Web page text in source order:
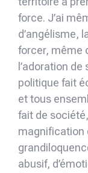
force. J’ai
d’angélisme,
forcer, même
l’adoration
politique fait
et tous
fait de
magnification
abusif,